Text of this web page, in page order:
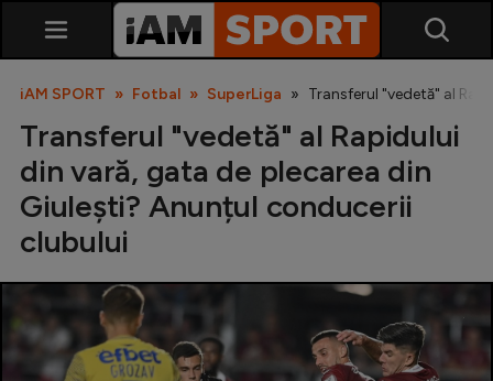
SuperLiga
Liga 2
Cupa României
iAM SPORT Fotbal SuperLiga Transferul "vedetă" al
Transferul "vedetă" al Rapidului
din vară, gata de plecarea din
Giulești? Anunțul conducerii
clubului